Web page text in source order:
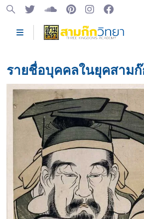
รายชื่อบุคคลในยุคสาม